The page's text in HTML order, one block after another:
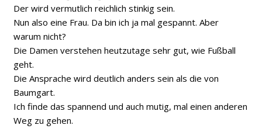
Der wird vermutlich reichlich stinkig sein.
Nun also eine Frau. Da bin ich ja mal gespannt. Aber
warum nicht?
Die Damen verstehen heutzutage sehr gut, wie Fußball
geht.
Die Ansprache wird deutlich anders sein als die von
Baumgart.
Ich finde das spannend und auch mutig, mal einen anderen
Weg zu gehen.